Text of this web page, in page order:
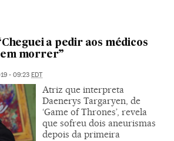
a pedir aos médicos
morrer”
- 09:23 EDT
Atriz que interpreta
Daenerys Targaryen, de
‘Game of Thrones’, revela
que sofreu dois aneurismas
depois da primeira